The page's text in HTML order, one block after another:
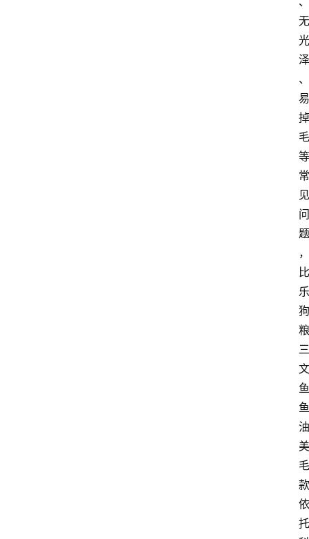
无
光
泽
、
易
掉
毛
等
常
见
问
题
，
比
乐
狗
粮
三
文
鱼
鱼
油
美
毛
款
依
托